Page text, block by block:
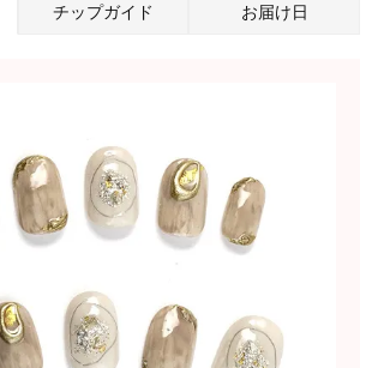
チップガイド お届け日